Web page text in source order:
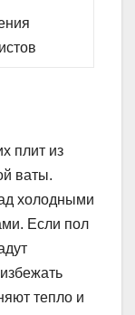
плит из
ваты.
холодными
Если пол
тепло и